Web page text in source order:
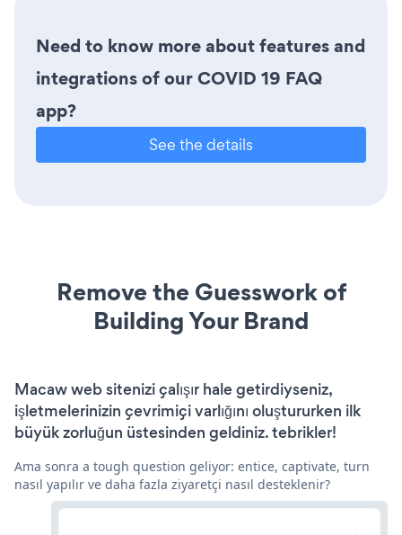
Need to know more about features and
integrations of our COVID 19 FAQ
app?
See the details
Remove the Guesswork of
Building Your Brand
Macaw web sitenizi çalışır hale getirdiyseniz,
işletmelerinizin çevrimiçi varlığını oluştururken ilk
büyük zorluğun üstesinden geldiniz. tebrikler!
Ama sonra a tough question geliyor: entice, captivate, turn
nasıl yapılır ve daha fazla ziyaretçi nasıl desteklenir?